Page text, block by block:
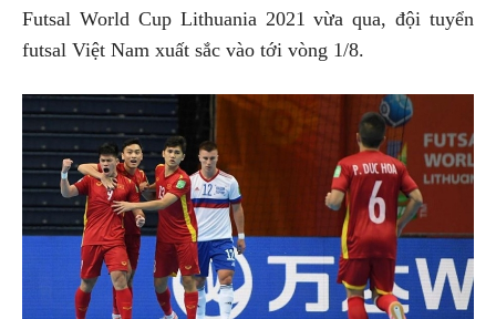
Futsal World Cup Lithuania 2021 vừa qua, đội tuyển
futsal Việt Nam xuất sắc vào tới vòng 1/8.